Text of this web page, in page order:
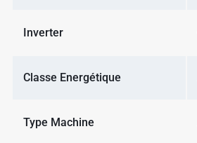
Inverter
Classe Energétique
Type Machine